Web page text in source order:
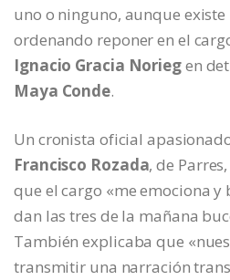
uno o ninguno, aunque existe
ordenando reponer en el
Ignacio Gracia Noriegen
Maya Conde.
Un cronista oficial
Francisco Rozada, de
que el cargo «me emociona y
dan las tres de la mañana
También explicaba que
transmitir una narración